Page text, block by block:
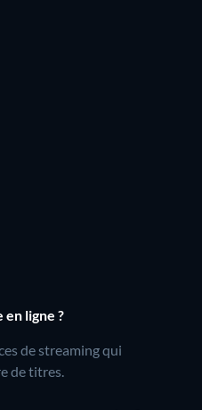
ligne ?
de streaming qui
de titres.